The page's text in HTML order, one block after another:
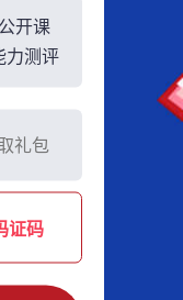
开课
力测评
证码